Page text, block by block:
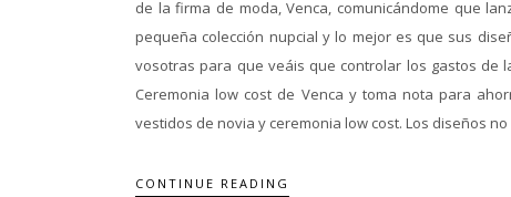
de la firma de moda, Venca, comunicándome que
pequeña colección nupcial y lo mejor es que sus
vosotras para que veáis que controlar los gastos de
Ceremonia low cost de Venca y toma nota para
vestidos de novia y ceremonia low cost. Los diseños no
CONTINUE READING